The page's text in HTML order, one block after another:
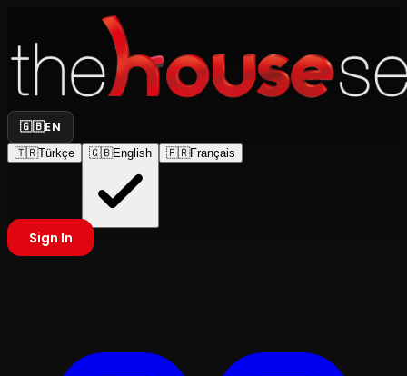
🇬🇧EN
🇹🇷Türkçe 🇬🇧English 🇫🇷Français
Sign In